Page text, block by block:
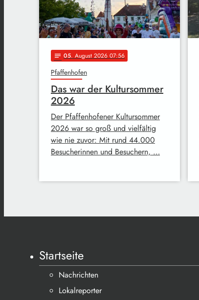
notes 05. August 2026 07:56
Pfaffenhofen
Das war der Kultursommer
2026
Der Pfaffenhofener Kultursommer
2026 war so groß und vielfältig
wie nie zuvor: Mit rund 44.000
Besucherinnen und Besuchern, …
Startseite
Nachrichten
Lokalreporter